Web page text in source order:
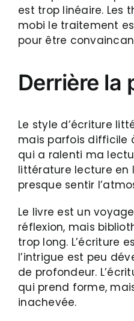
est trop linéaire. Les
mobi le traitement
pour être
Derrière la
Le style d’écriture
mais parfois difficile
qui a ralenti ma
littérature lecture en
presque sentir
Le livre est un
réflexion, mais
trop long. L’écriture
l’intrigue est peu
de profondeur.
qui prend forme,
inachevée.